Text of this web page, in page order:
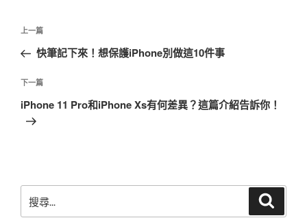
文
導
覽
上
一
文
章
上一篇
快筆記下來！想保護iPhone別做這10件事
下
一
篇
下一篇
iPhone 11 Pro和iPhone Xs有何差異？這篇介紹告訴你！
尋